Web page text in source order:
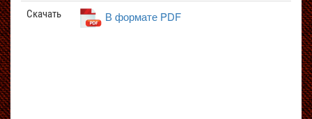
Скачать В формате PDF